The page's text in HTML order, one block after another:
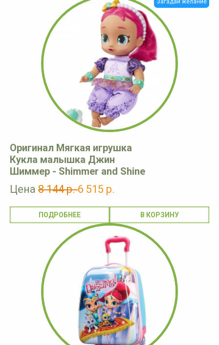
Загадай желание
Оригинал Мягкая игрушка
Кукла малышка Джин
Шиммер - Shimmer and Shine
Цена 8 144 р.6 515 р.
ПОДРОБНЕЕ